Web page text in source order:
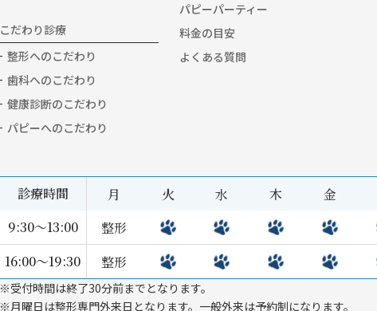
こだわり診療
整形へのこだわり
歯科へのこだわり
健康診断のこだわり
パピーへのこだわり
パピーパーティー
料金の目安
よくある質問
診療時間 月 火 水 木 金
9:30～13:00
整形
16:00～19:30
整形
※受付時間は終了30分前までとなります。
※月曜日は整形専門外来日となります。一般外来は予約制になります。